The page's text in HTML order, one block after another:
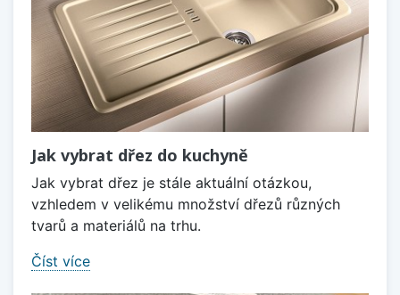
Jak vybrat dřez do kuchyně
Jak vybrat dřez je stále aktuální otázkou,
vzhledem v velikému množství dřezů různých
tvarů a materiálů na trhu.
Číst více